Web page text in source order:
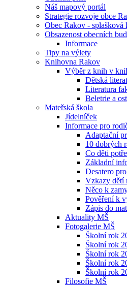
Náš mapový portál
Strategie rozvoje obce
Obec Rakov - splašková
Obsazenost obecních
Informace
Tipy na výlety
Knihovna Rakov
Výběr z knih v
Dětská
Literatura
Beletrie a
Mateřská škola
Jídelníček
Informace pro
Adaptační
10 dobrých
Co děti
Základní
Desatero
Vzkazy dětí
Něco k
Pověření k
Zápis do
Aktuality MŠ
Fotogalerie MŠ
Školní rok
Školní rok
Školní rok
Školní rok
Školní rok
Filosofie MŠ